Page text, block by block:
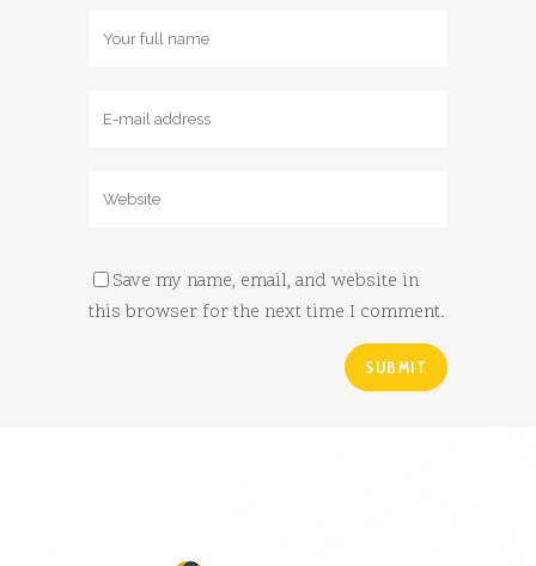
Save my name, email, and website in
this browser for the next time I comment.